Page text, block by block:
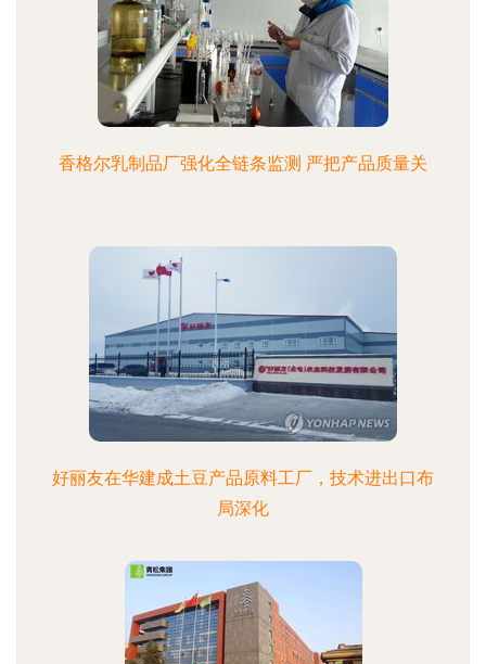
香格尔乳制品厂强化全链条监测 严把产品质量关
好丽友在华建成土豆产品原料工厂，技术进出口布
局深化